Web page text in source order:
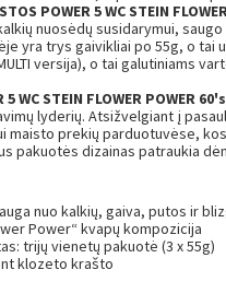
POWER 5 WC STEIN
nuosėdų susidarymui,
yra trys gaivikliai po 55g, o
versija), o tai galutiniams
5 WC STEIN FLOWER POWER
lyderių. Atsižvelgiant į
maisto prekių parduotuvėse,
pakuotės dizainas patraukia
nuo kalkių, gaiva, putos ir
Power“ kvapų kompozicija
trijų vienetų pakuotė (3 x 55g)
klozeto krašto